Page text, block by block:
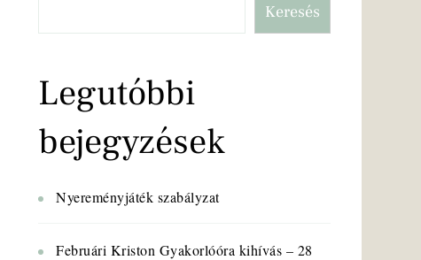
Keresés
Legutóbbi
bejegyzések
Nyereményjáték szabályzat
Februári Kriston Gyakorlóóra kihívás – 28